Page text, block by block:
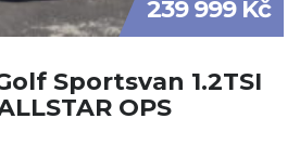
239 999 Kč
Sportsvan 1.2TSI
OPS